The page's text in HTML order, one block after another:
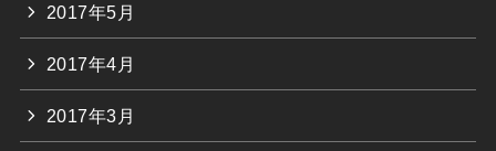
2017年5月
2017年4月
2017年3月